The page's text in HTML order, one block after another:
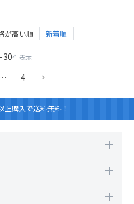
が高い順 新着順
-30件表示
… 4
購入で送料無料！